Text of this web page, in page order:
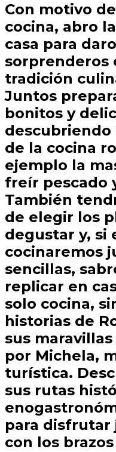
Con motivo
cocina, abro
casa para
sorprenderos
tradición
Juntos
bonitos y
descubriendo
de la cocina
ejemplo la
freír pescado
También
de elegir los
degustar y, si
cocinaremos
sencillas,
replicar en
solo cocina,
historias de
sus
por Michela,
turística.
sus rutas
para disfrutar
con los